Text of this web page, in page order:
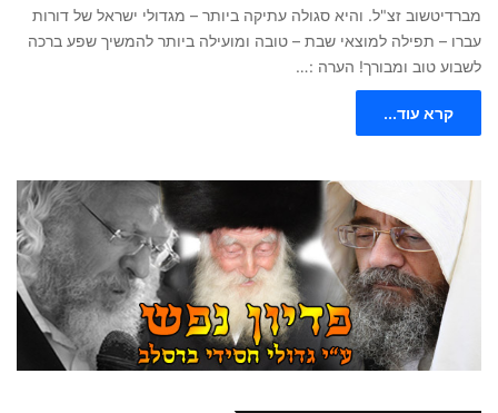
מברדיטשוב זצ"ל. והיא סגולה עתיקה ביותר – מגדולי ישראל של דורות
עברו – תפילה למוצאי שבת – טובה ומועילה ביותר להמשיך שפע ברכה
לשבוע טוב ומבורך! הערה :…
קרא עוד...